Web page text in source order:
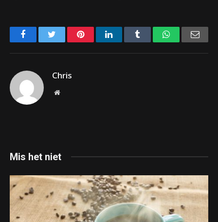
FacebookTwitter PinterestLinkedIn Tumblr WhatsApp
Chris
Website
Mis het niet